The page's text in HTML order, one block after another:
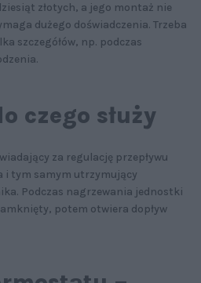
złotych, a jego montaż nie
dużego doświadczenia. Trzeba
szczegółów, np. podczas
czego służy
za regulację przepływu
i tym samym utrzymujący
Podczas nagrzewania jednostki
potem otwiera dopływ